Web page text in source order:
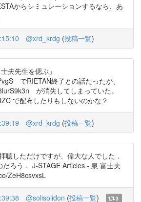
からシミュレーションするなら、あ
@xrd_krdg (投稿一覧)
夫先生を偲ぶ」
でRIETAN終了との話だったが、
が消失してしまっていた。
で配布したりもしないのかな？
@xrd_krdg (投稿一覧)
聴しただけですが、偉大な人でした．
だろう． J-STAGE Articles - 泉 富士夫
ZeH8csvxsL
@solisolidon (投稿一覧)
3